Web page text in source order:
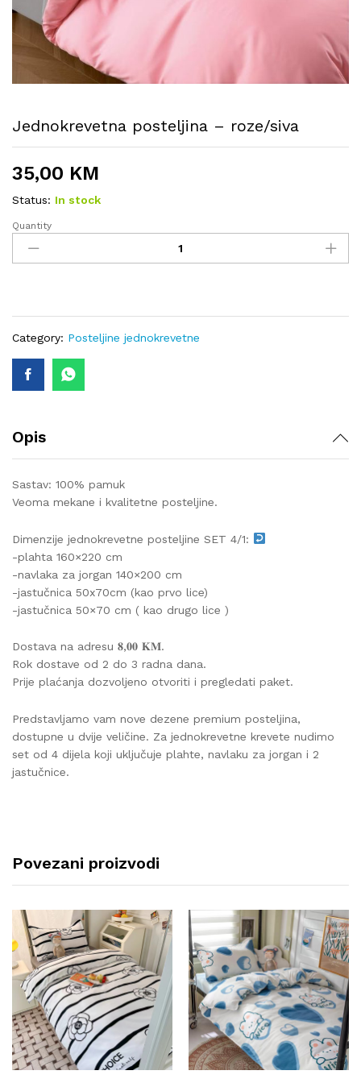
Jednokrevetna posteljina – roze/siva
35,00 KM
Status: In stock
Jednokrevetna
posteljina
-
Quantity
Category: Posteljine jednokrevetne
Opis
Sastav: 100% pamuk
Veoma mekane i kvalitetne posteljine.
Dimenzije jednokrevetne posteljine SET 4/1:
-plahta 160×220 cm
-navlaka za jorgan 140×200 cm
-jastučnica 50x70cm (kao prvo lice)
-jastučnica 50×70 cm ( kao drugo lice )
Dostava na adresu 𝟖,𝟎𝟎 𝐊𝐌.
Rok dostave od 2 do 3 radna dana.
Prije plaćanja dozvoljeno otvoriti i pregledati paket.
Predstavljamo vam nove dezene premium posteljina,
dostupne u dvije veličine. Za jednokrevetne krevete nudimo
set od 4 dijela koji uključuje plahte, navlaku za jorgan i 2
jastučnice.
Povezani proizvodi